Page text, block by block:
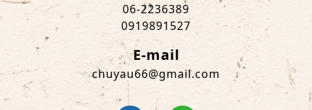
06-2236389
0919891527
E-mail
chuyau66@gmail.com